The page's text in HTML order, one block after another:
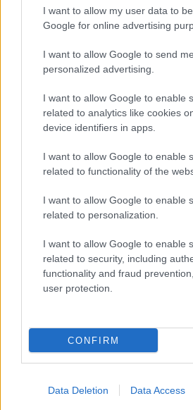
I want to allow my user data to
Google for online advertising
I want to allow Google to send me
personalized advertising.
I want to allow Google to enable
related to analytics like cookies
device identifiers in apps.
I want to allow Google to enable
related to functionality of the
I want to allow Google to enable
related to personalization.
I want to allow Google to enable
related to security, including
functionality and fraud
user protection.
CONFIRM
Data Deletion Data Access
Maste S.r.l.
Chi siamo
Collabora con noi
Contatti
Privacy Policy
Cookie Policy
Preferenze Privacy- Riproduzione
Credits: Le immagini presenti in
proprietà di Maste Srl
facebookinstagram